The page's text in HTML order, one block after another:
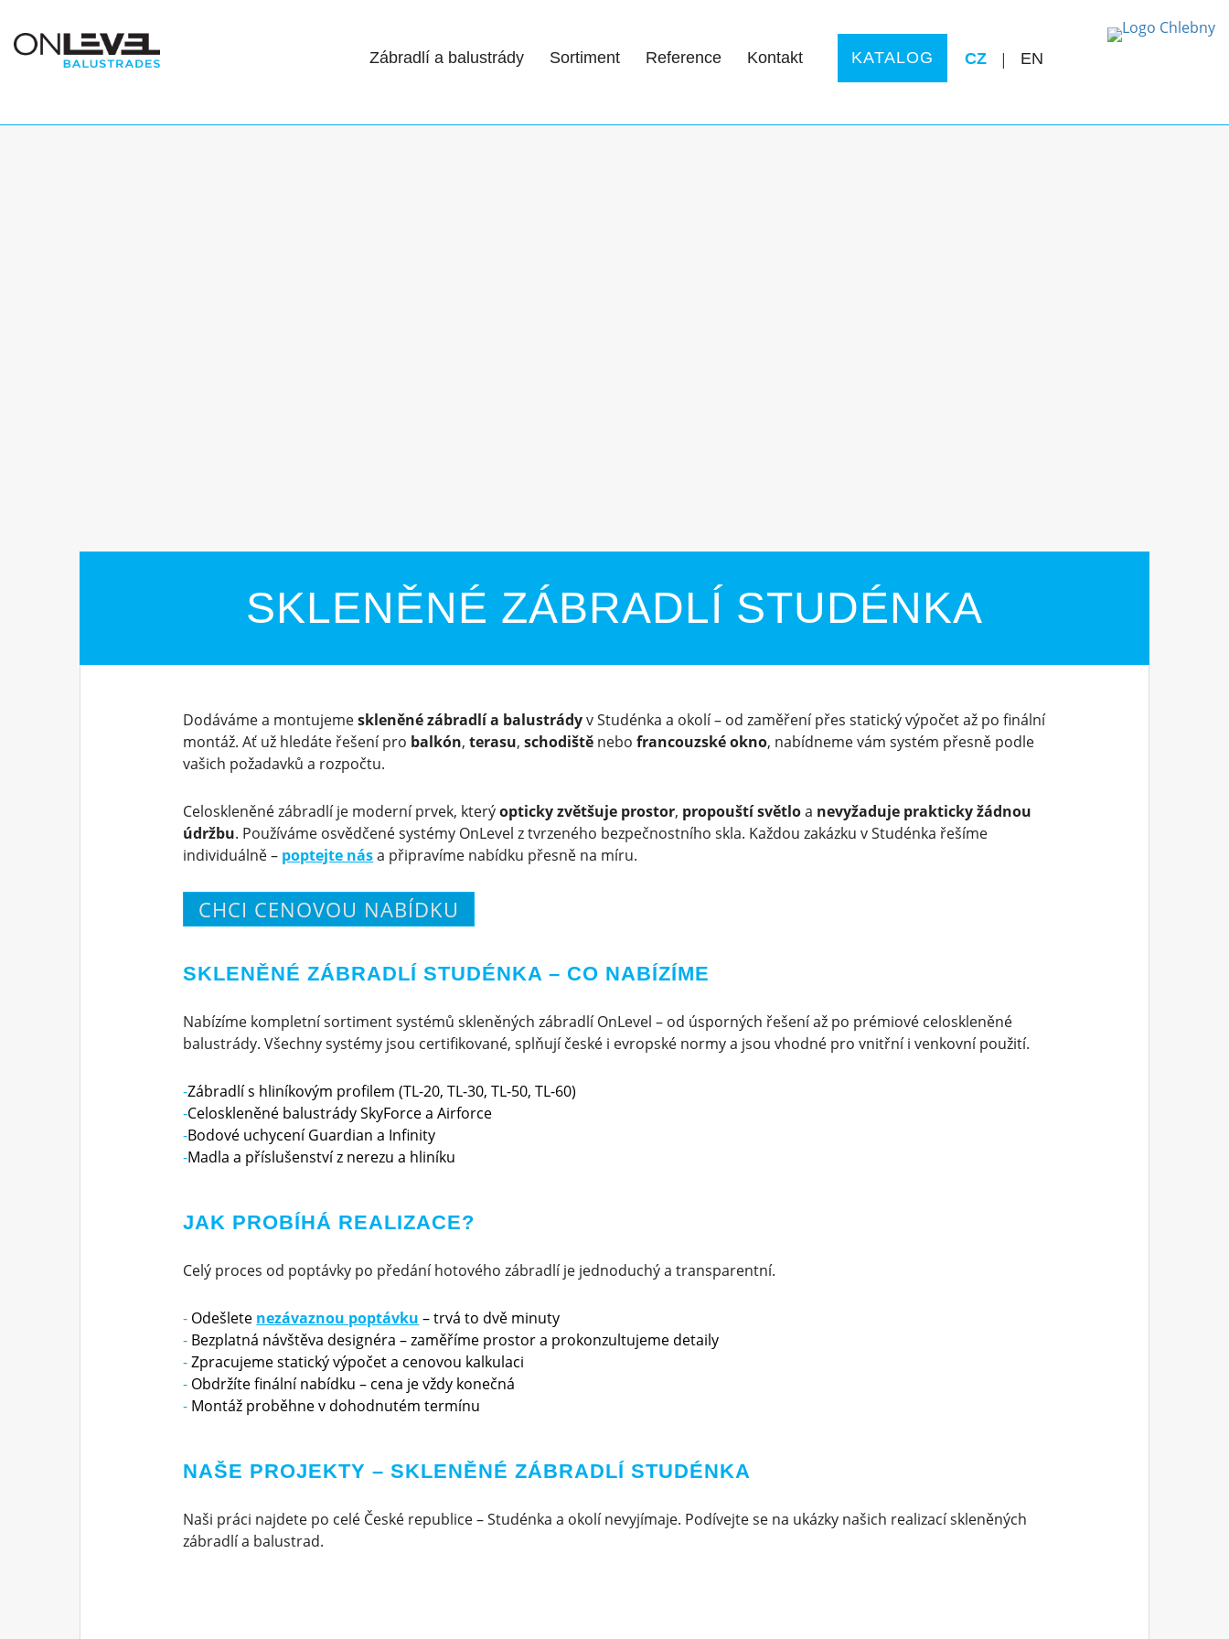
Zábradlí a balustrády Sortiment Reference Kontakt KATALOG CZ | EN
SKLENĚNÉ ZÁBRADLÍ STUDÉNKA
Dodáváme a montujemeskleněné zábradlí a balustrádyv Studénka a okolí – od zaměření přes statický výpočet až po finální
montáž. Ať už hledáte řešení pro balkón,terasu,schodiště nebofrancouzské okno, nabídneme vám systém přesně podle
vašich požadavků a rozpočtu.
Celoskleněné zábradlí je moderní prvek, kterýopticky zvětšuje prostor, propouští světloa nevyžaduje prakticky žádnou
údržbu. Používáme osvědčené systémy OnLevel z tvrzeného bezpečnostního skla. Každou zakázku v Studénka řešíme
individuálně – poptejte nása připravíme nabídku přesně na míru.
CHCI CENOVOU NABÍDKU
SKLENĚNÉ ZÁBRADLÍ STUDÉNKA – CO NABÍZÍME
Nabízíme kompletní sortiment systémů skleněných zábradlí OnLevel – od úsporných řešení až po prémiové celoskleněné
balustrády. Všechny systémy jsou certifikované, splňují české i evropské normy a jsou vhodné pro vnitřní i venkovní použití.
Zábradlí s hliníkovým profilem (TL-20, TL-30, TL-50, TL-60)
Celoskleněné balustrády SkyForce a Airforce
Bodové uchycení Guardian a Infinity
Madla a příslušenství z nerezu a hliníku
JAK PROBÍHÁ REALIZACE?
Celý proces od poptávky po předání hotového zábradlí je jednoduchý a transparentní.
Odešlete nezávaznou poptávku – trvá to dvě minuty
Bezplatná návštěva designéra – zaměříme prostor a prokonzultujeme detaily
Zpracujeme statický výpočet a cenovou kalkulaci
Obdržíte finální nabídku – cena je vždy konečná
Montáž proběhne v dohodnutém termínu
NAŠE PROJEKTY – SKLENĚNÉ ZÁBRADLÍ STUDÉNKA
Naši práci najdete po celé České republice – Studénka a okolí nevyjímaje. Podívejte se na ukázky našich realizací skleněných
zábradlí a balustrad.